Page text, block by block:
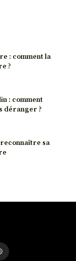
: comment la
?
: comment
déranger ?
sa